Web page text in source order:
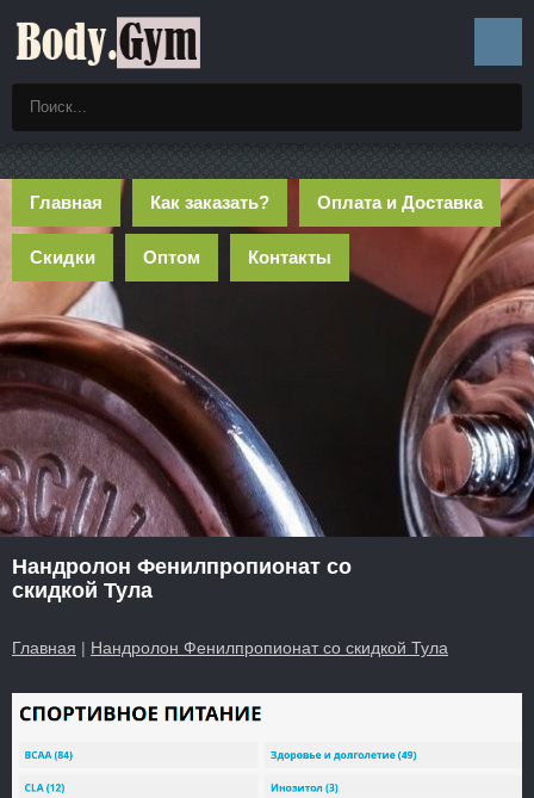
Главная Как заказать? Оплата и Доставка
Скидки Оптом Контакты
Нандролон Фенилпропионат со
скидкой Тула
Главная | Нандролон Фенилпропионат со скидкой Тула